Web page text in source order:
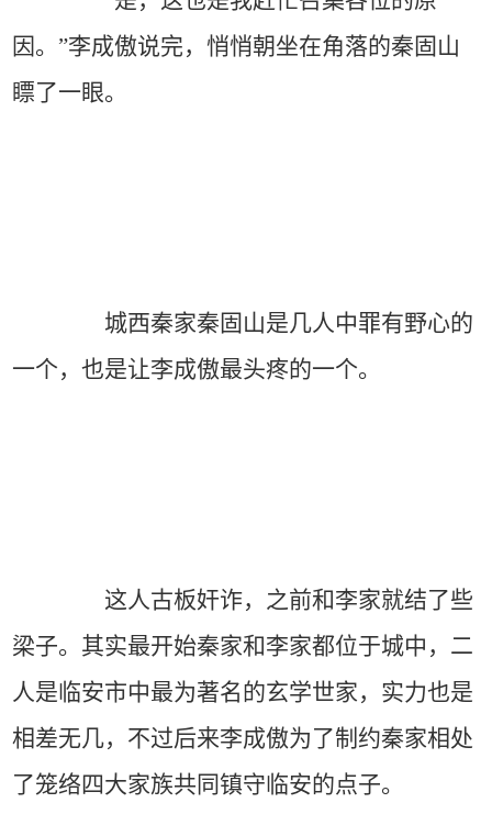
因。”李成傲说完，悄悄朝坐在角落的秦固山
瞟了一眼。
城西秦家秦固山是几人中罪有野心的
一个，也是让李成傲最头疼的一个。
这人古板奸诈，之前和李家就结了些
梁子。其实最开始秦家和李家都位于城中，二
人是临安市中最为著名的玄学世家，实力也是
相差无几，不过后来李成傲为了制约秦家相处
了笼络四大家族共同镇守临安的点子。